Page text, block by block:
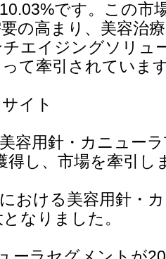
です。この市
の高まり、美容治
エイジングソリュ
て牽引されていま
イト
容用針・カニュー
得し、市場を牽引し
おける美容用針・
なりました。